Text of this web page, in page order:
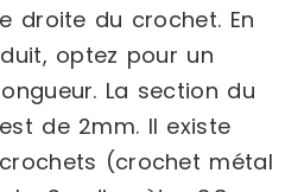
droite du crochet. En
optez pour un
La section du
de 2mm. Il existe
(crochet métal